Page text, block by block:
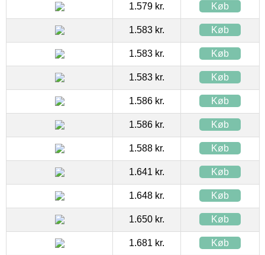
1.579 kr. Køb
1.583 kr. Køb
1.583 kr. Køb
1.583 kr. Køb
1.586 kr. Køb
1.586 kr. Køb
1.588 kr. Køb
1.641 kr. Køb
1.648 kr. Køb
1.650 kr. Køb
1.681 kr. Køb